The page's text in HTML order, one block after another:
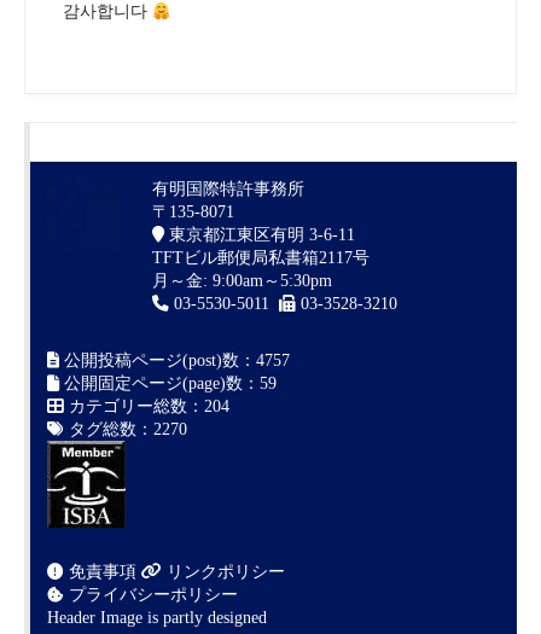
감사합니다
有明国際特許事務所
〒135-8071
東京都江東区有明 3-6-11
TFTビル郵便局私書箱2117号
月～金: 9:00am～5:30pm
03-5530-5011
03-3528-3210
公開投稿ページ(post)数：4757
公開固定ページ(page)数：59
カテゴリー総数：204
タグ総数：2270
免責事項
リンクポリシー
プライバシーポリシー
Header Image is partly designed